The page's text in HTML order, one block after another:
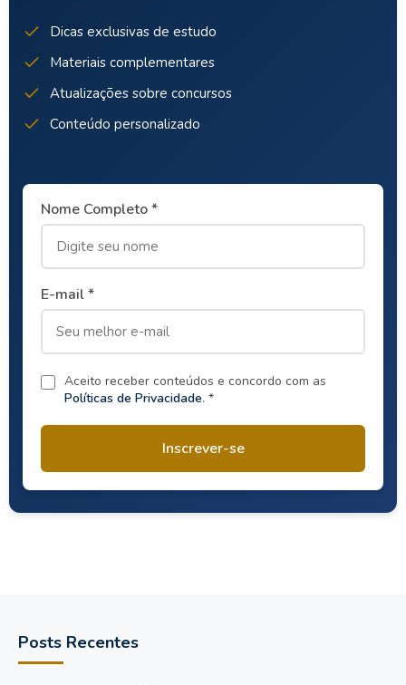
Dicas exclusivas de estudo
Materiais complementares
Atualizações sobre concursos
Conteúdo personalizado
Nome Completo *
E-mail *
Aceito receber conteúdos e concordo com as
Políticas de Privacidade. *
Inscrever-se
Posts Recentes